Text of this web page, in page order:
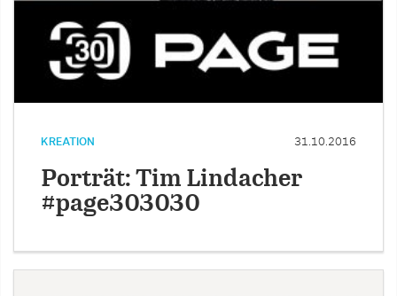
KREATION 31.10.2016
Porträt: Tim Lindacher
#page303030